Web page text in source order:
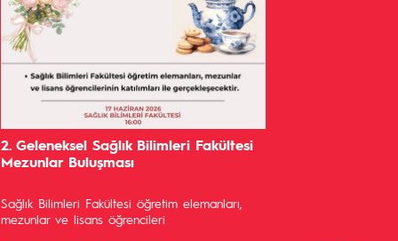
2. Geleneksel Sağlık Bilimleri Fakültesi
Mezunlar Buluşması
Sağlık Bilimleri Fakültesi öğretim elemanları,
mezunlar ve lisans öğrencileri